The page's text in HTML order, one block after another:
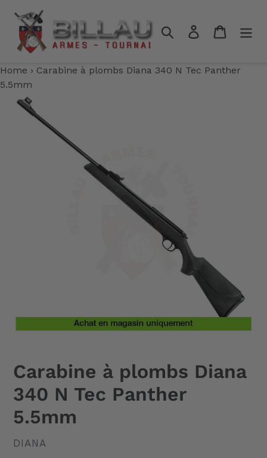
contenu
RechercherSe connecter
Panier
Home › Carabine à plombs Diana 340 N Tec Panther
5.5mm
Carabine à plombs Diana
340 N Tec Panther
5.5mm
DISTRIBUTEUR
DIANA